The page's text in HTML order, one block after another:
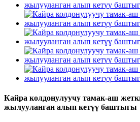
Кайра колдонулуучу тамак-аш
жылууланган алып кетүү баштыгы